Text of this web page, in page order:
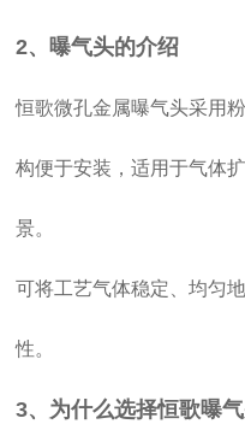
2、曝气头的介绍
恒歌微孔金属曝气头采用
构便于安装，适用于气体
景。
可将工艺气体稳定、均匀
性。
3、为什么选择恒歌曝气